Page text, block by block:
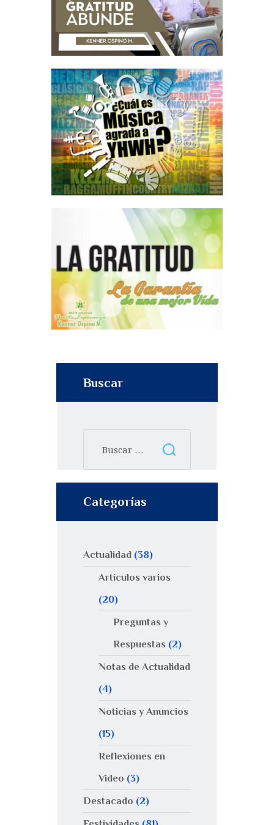
Buscar
Categorías
Actualidad (38)
Artículos varios
(20)
Preguntas y
Respuestas (2)
Notas de Actualidad
(4)
Noticias y Anuncios
(15)
Reflexiones en
Video (3)
Destacado (2)